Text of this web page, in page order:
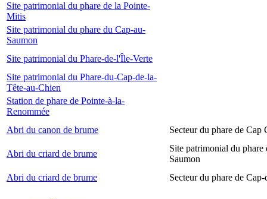
Site patrimonial du phare de la Pointe-
Mitis
Site patrimonial du phare du Cap-au-
Saumon
Site patrimonial du Phare-de-l'Île-Verte
Site patrimonial du Phare-du-Cap-de-la-
Tête-au-Chien
Station de phare de Pointe-à-la-
Renommée
Abri du canon de brume
Secteur du phare de Cap
Abri du criard de brume
Site patrimonial du phare
Saumon
Abri du criard de brume
Secteur du phare de Cap-